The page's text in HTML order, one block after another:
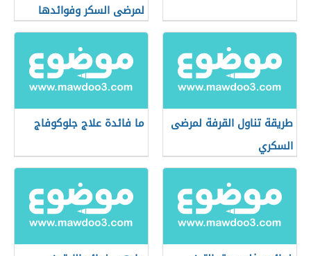
لمرضى السكر وفوائدها
طريقة تناول القرفة لمرضى
السكري
ما فائدة علاج جلوكوفاج